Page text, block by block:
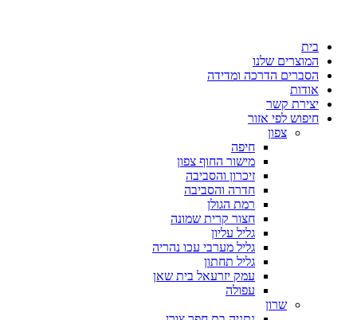
בית
המוצרים שלנו
הסברים הדרכה ומדידה
אודות
יצירת קשר
חיפוש לפי אזור
צפון
חיפה
מישור החוף צפון
זיכרון והסביבה
חדרה והסביבה
רמת הגולן
חצור קרית שמונה
גליל עליון
גליל מערבי עכו נהריה
גליל תחתון
עמק יזרעאל בית שאן
עפולה
שרון